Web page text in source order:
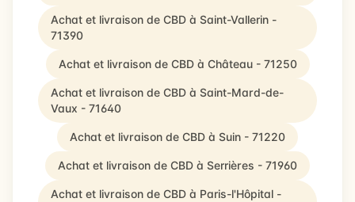
Achat et livraison de CBD à Saint-Vallerin -
71390
Achat et livraison de CBD à Château - 71250
Achat et livraison de CBD à Saint-Mard-de-
Vaux - 71640
Achat et livraison de CBD à Suin - 71220
Achat et livraison de CBD à Serrières - 71960
Achat et livraison de CBD à Paris-l'Hôpital -